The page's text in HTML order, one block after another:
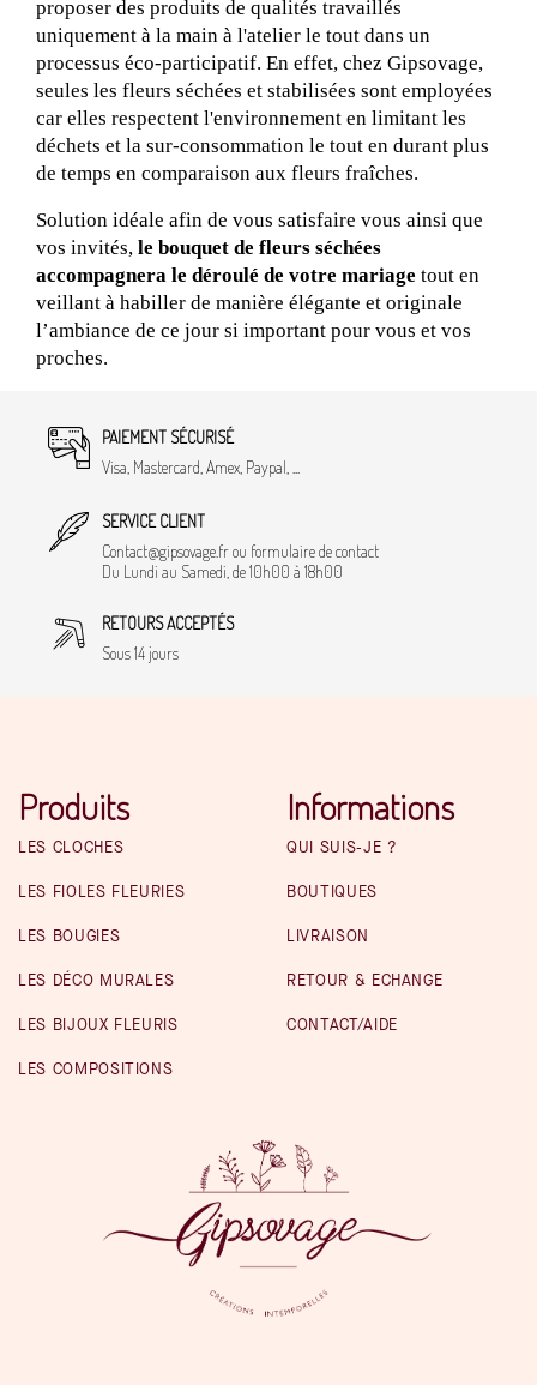
proposer des produits de qualités travaillés
uniquement à la main à l'atelier le tout dans un
processus éco-participatif. En effet, chez Gipsovage,
seules les fleurs séchées et stabilisées sont employées
car elles respectent l'environnement en limitant les
déchets et la sur-consommation le tout en durant plus
de temps en comparaison aux fleurs fraîches.
Solution idéale afin de vous satisfaire vous ainsi que
vos invités, le bouquet de fleurs séchées
accompagnera le déroulé de votre mariage tout en
veillant à habiller de manière élégante et originale
l’ambiance de ce jour si important pour vous et vos
proches.
PAIEMENT SÉCURISÉ
Visa, Mastercard, Amex, Paypal, ...
SERVICE CLIENT
Contact@gipsovage.fr ou formulaire de contact
Du Lundi au Samedi, de 10h00 à 18h00
RETOURS ACCEPTÉS
Sous 14 jours
Produits
LES CLOCHES
LES FIOLES FLEURIES
LES BOUGIES
LES DÉCO MURALES
LES BIJOUX FLEURIS
LES COMPOSITIONS
Informations
QUI SUIS-JE ?
BOUTIQUES
LIVRAISON
RETOUR & ECHANGE
CONTACT/AIDE